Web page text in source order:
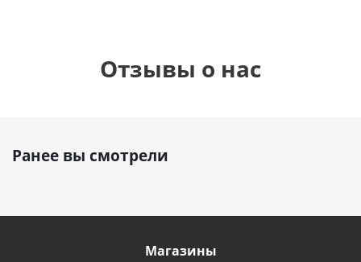
Отзывы о нас
Ранее вы смотрели
Магазины